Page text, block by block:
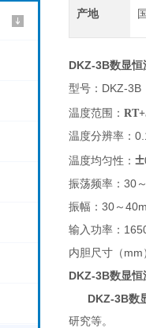
产地
DKZ-3B数显恒
型号： DKZ-3B
温度范围：
温度分辨率：
温度均匀性： ±
振荡频率： 30
振幅： 30 ～
输入功率：
内胆尺寸（ mm
DKZ-3B数显恒
DKZ-3B数
研究等。